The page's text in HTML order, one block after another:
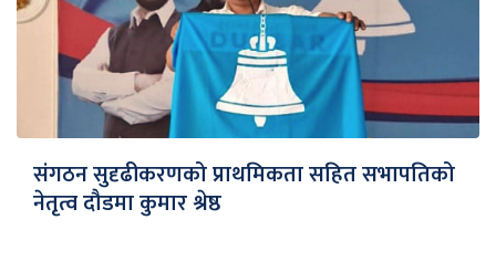
संगठन सुदृढीकरणको प्राथमिकता सहित सभापतिको
नेतृत्व दौडमा कुमार श्रेष्ठ